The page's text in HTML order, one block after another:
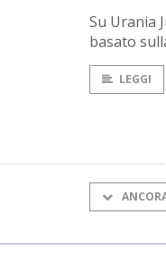
Su Urania
basato
LEGGI